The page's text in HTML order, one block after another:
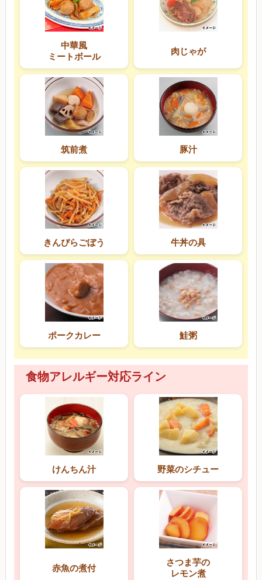
中華風
ミートボール
肉じゃが
筑前煮 豚汁
きんぴらごぼう 牛丼の具
ポークカレー 鮭粥
食物アレルギー対応ライン
けんちん汁 野菜のシチュー
赤魚の煮付
さつま芋の
レモン煮